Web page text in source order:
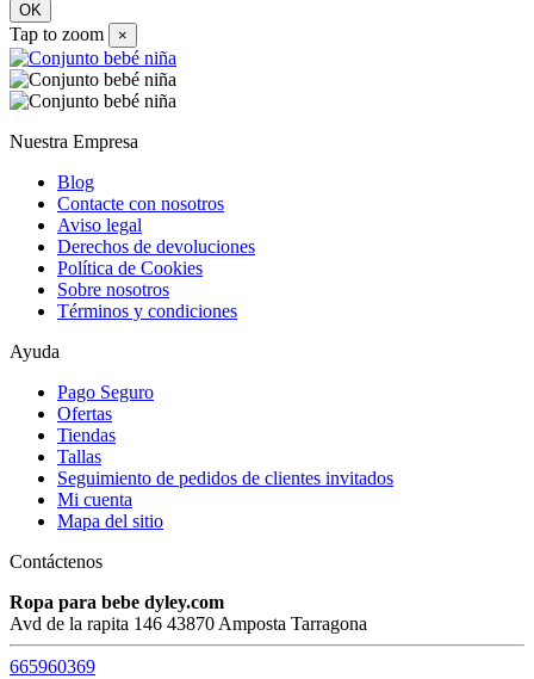
OK
Tap to zoom ×
Nuestra Empresa
Blog
Contacte con nosotros
Aviso legal
Derechos de devoluciones
Política de Cookies
Sobre nosotros
Términos y condiciones
Ayuda
Pago Seguro
Ofertas
Tiendas
Tallas
Seguimiento de pedidos de clientes invitados
Mi cuenta
Mapa del sitio
Contáctenos
Ropa para bebe dyley.com
Avd de la rapita 146 43870 Amposta Tarragona
665960369